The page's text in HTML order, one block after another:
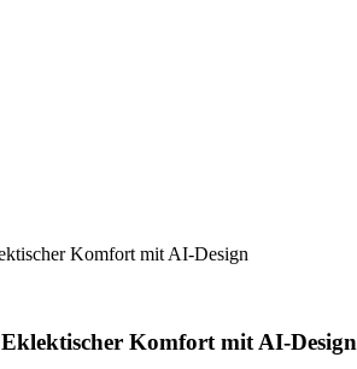
Komfort mit AI-Design
Komfort mit AI-Design